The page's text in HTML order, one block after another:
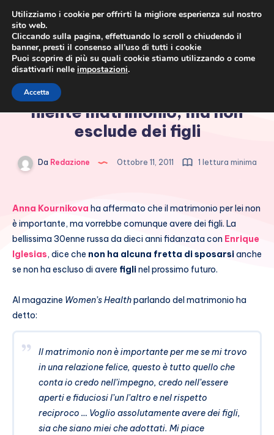
Anna Kournikova: per ora
niente matrimonio, ma non
esclude dei figli
Da Redazione Ottobre 11, 2011 1 lettura minima
Anna Kournikova ha affermato che il matrimonio per lei non
è importante, ma vorrebbe comunque avere dei figli. La
bellissima 30enne russa da dieci anni fidanzata con Enrique
Iglesias, dice che non ha alcuna fretta di sposarsianche
se non ha escluso di avere figlinel prossimo futuro.
Al magazine Women’s Healthparlando del matrimonio ha
detto:
Il matrimonio non è importante per me se mi trovo
in una relazione felice, questo è tutto quello che
conta io credo nell’impegno, credo nell’essere
aperti e fiduciosi l’un l’altro e nel rispetto
reciproco … Voglio assolutamente avere dei figli,
sia che siano miei che adottati. Mi piace
Utilizziamo i cookie per offrirti la migliore esperienza sul nostro
sito web.
Cliccando sulla pagina, effettuando lo scroll o chiudendo il
banner, presti il consenso all’uso di tutti i cookie
Puoi scoprire di più su quali cookie stiamo utilizzando o come
disattivarli nelle impostazioni.
Accetta